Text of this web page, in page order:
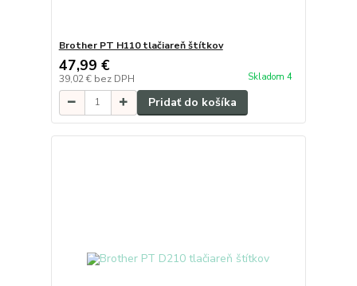
Brother PT H110 tlačiareň štítkov
47,99 €
39,02 € bez DPH Skladom 4
Pridať do košíka